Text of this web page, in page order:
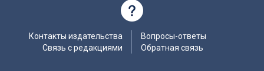
Контакты издательства
Связь с редакциями
Вопросы-ответы
Обратная связь